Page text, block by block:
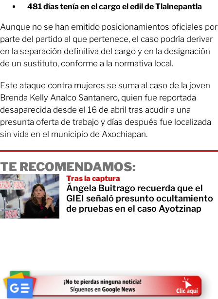
481 días tenía en el cargo el edil de Tlalnepantla
Aunque no se han emitido posicionamientos oficiales por
parte del partido al que pertenece, el caso podría derivar
en la separación definitiva del cargo y en la designación
de un sustituto, conforme a la normativa local.
Este ataque contra mujeres se suma al caso de la joven
Brenda Kelly Analco Santanero, quien fue reportada
desaparecida desde el 16 de abril tras acudir a una
presunta oferta de trabajo y días después fue localizada
sin vida en el municipio de Axochiapan.
TE RECOMENDAMOS:
Tras la captura
Ángela Buitrago recuerda que el
GIEI señaló presunto ocultamiento
de pruebas en el caso Ayotzinap